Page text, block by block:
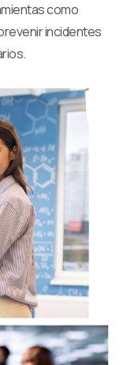
como
incidentes